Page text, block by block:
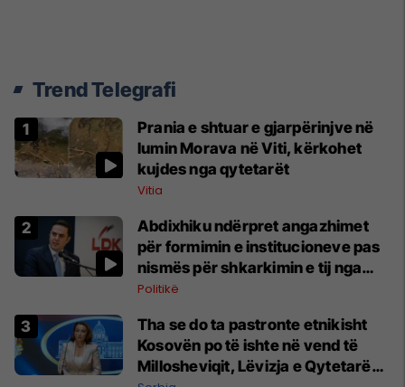
Trend Telegrafi
Prania e shtuar e gjarpërinjve në
lumin Morava në Viti, kërkohet
kujdes nga qytetarët
Vitia
Abdixhiku ndërpret angazhimet
për formimin e institucioneve pas
nismës për shkarkimin e tij nga
LDK-ja
Politikë
Tha se do ta pastronte etnikisht
Kosovën po të ishte në vend të
Millosheviqit, Lëvizja e Qytetarëve